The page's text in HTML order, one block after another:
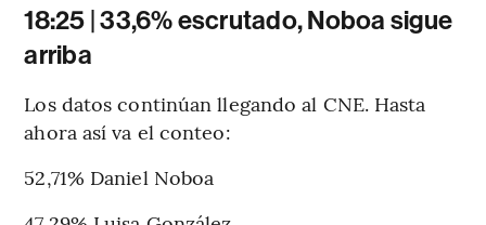
18:25 | 33,6% escrutado, Noboa sigue
arriba
Los datos continúan llegando al CNE. Hasta
ahora así va el conteo:
52,71% Daniel Noboa